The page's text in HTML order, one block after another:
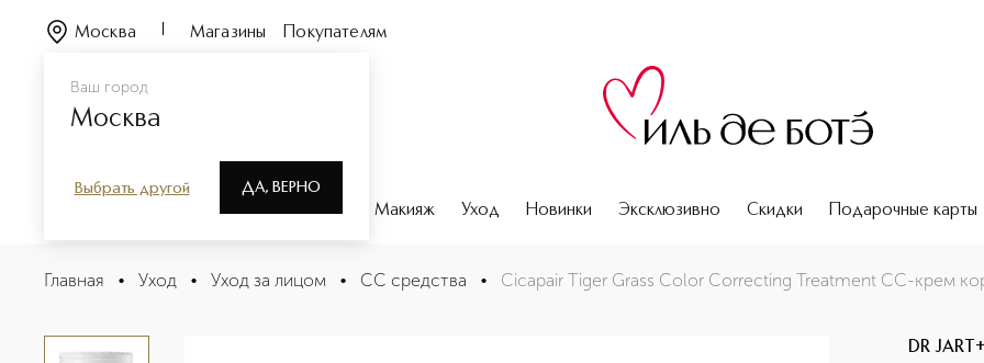
Ваш город
Москва
Выбрать другой ДА, ВЕРНО
Москва Магазины Покупателям
Парфюмерия Макияж Уход Новинки Эксклюзивно Скидки Подарочные карты
Cicapair Tiger Grass Color Correcting Treatment CC-крем корректирующий цвет лица
Описание
Главная • Уход • Уход за лицом • CC средства • Cicapair Tiger Grass Color Correcting Treatment CC-крем
DR